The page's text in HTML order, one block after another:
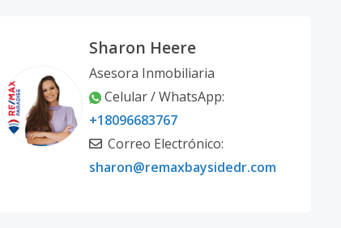
Sharon Heere
Asesora Inmobiliaria
Celular / WhatsApp:
+18096683767
Correo Electrónico:
sharon@remaxbaysidedr.com